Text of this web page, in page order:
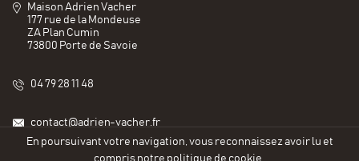
Maison Adrien Vacher
177 rue de la Mondeuse
ZA Plan Cumin
73800 Porte de Savoie
04 79 28 11 48
contact@adrien-vacher.fr
En poursuivant votre navigation, vous reconnaissez avoir lu et
compris notre politique de cookie